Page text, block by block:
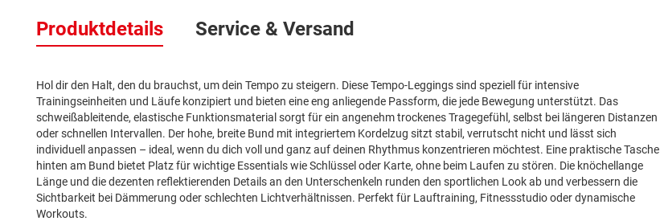
der
Bildergalerie
Produktdetails
Hol dir den Halt, den du brauchst, um dein Tempo zu steigern. Diese Tempo-Leggings sind speziell für intensive
Trainingseinheiten und Läufe konzipiert und bieten eine eng anliegende Passform, die jede Bewegung unterstützt. Das
schweißableitende, elastische Funktionsmaterial sorgt für ein angenehm trockenes Tragegefühl, selbst bei längeren Distanzen
oder schnellen Intervallen. Der hohe, breite Bund mit integriertem Kordelzug sitzt stabil, verrutscht nicht und lässt sich
individuell anpassen – ideal, wenn du dich voll und ganz auf deinen Rhythmus konzentrieren möchtest. Eine praktische Tasche
hinten am Bund bietet Platz für wichtige Essentials wie Schlüssel oder Karte, ohne beim Laufen zu stören. Die knöchellange
Länge und die dezenten reflektierenden Details an den Unterschenkeln runden den sportlichen Look ab und verbessern die
Sichtbarkeit bei Dämmerung oder schlechten Lichtverhältnissen. Perfekt für Lauftraining, Fitnessstudio oder dynamische
Workouts.
Service & Versand